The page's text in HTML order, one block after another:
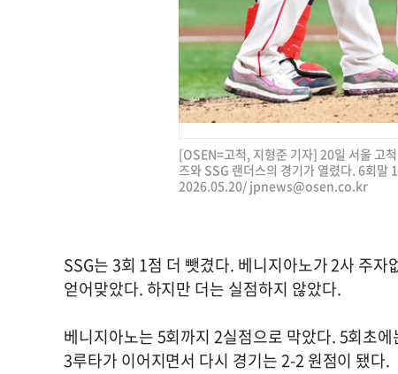
[OSEN=고척, 지형준 기자] 20일 서울 고
즈와 SSG 랜더스의 경기가 열렸다. 6회말
2026.05.20/ jpnews@osen.co.kr
SSG는 3회 1점 더 뺏겼다. 베니지아노가 2사 주
얻어맞았다. 하지만 더는 실점하지 않았다.
베니지아노는 5회까지 2실점으로 막았다. 5회초
3루타가 이어지면서 다시 경기는 2-2 원점이 됐다.